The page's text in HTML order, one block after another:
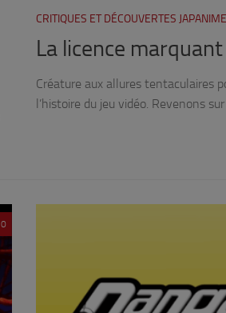
CRITIQUES ET DÉCOUVERTES JAPANIME
La licence
Créature aux allures tentaculaires
l’histoire du jeu vidéo. Revenons
0